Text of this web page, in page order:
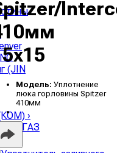
(JIN
›
ГАЗ
Модель: Уплотнение
люка горловины Spitzer
410мм